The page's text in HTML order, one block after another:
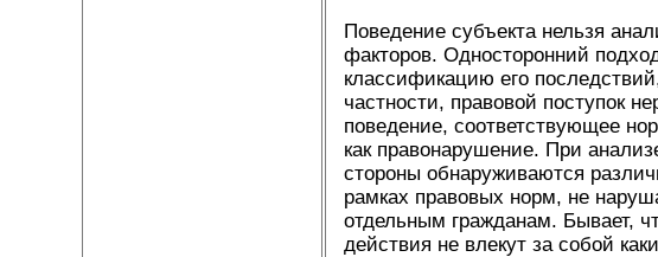
Поведение субъекта нельзя
факторов. Односторонний
классификацию его
частности, правовой поступок
поведение, соответствующее
как правонарушение. При
стороны обнаруживаются
рамках правовых норм, не
отдельным гражданам. Бывает,
действия не влекут за собой